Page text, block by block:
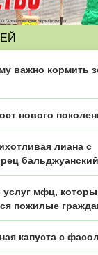
важно кормить
нового
лиана с
бальджуанский
услуг мфц,
пожилые
капуста с